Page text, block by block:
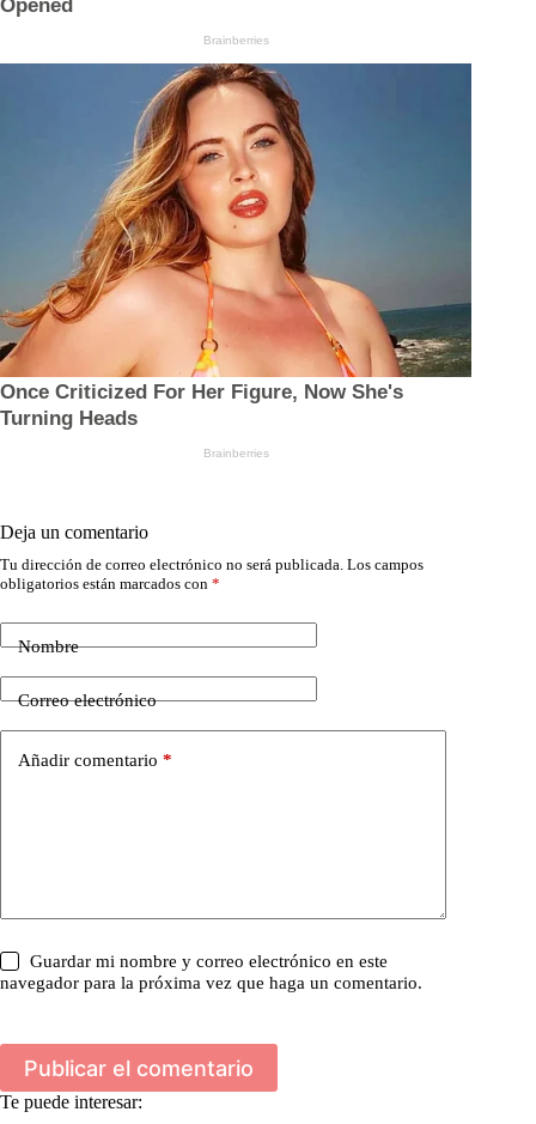
Deja un comentario
Tu dirección de correo electrónico no será publicada. Los campos
obligatorios están marcados con *
Nombre
Correo electrónico
Añadir comentario *
Guardar mi nombre y correo electrónico en este
navegador para la próxima vez que haga un comentario.
Publicar el comentario
Te puede interesar: